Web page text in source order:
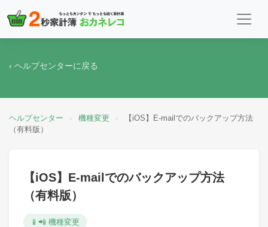
‹ ヘルプセンターに戻る
ヘルプセンター › 機種変更 ›
【iOS】E-mailでのバックアップ方法
（有料版）
【iOS】E-mailでのバックアップ方法
（有料版）
📱📲 機種変更